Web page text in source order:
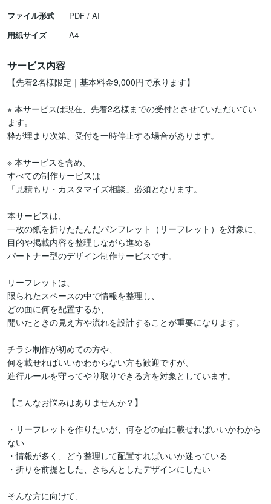
ファイル形式
PDF / AI
用紙サイズ
A4
サービス内容
【先着2名様限定｜基本料金9,000円で承ります】
※ 本サービスは現在、先着2名様までの受付とさせていただいてい
ます。
枠が埋まり次第、受付を一時停止する場合があります。
※ 本サービスを含め、
すべての制作サービスは
「見積もり・カスタマイズ相談」必須となります。
本サービスは、
一枚の紙を折りたたんだパンフレット（リーフレット）を対象に、
目的や掲載内容を整理しながら進める
パートナー型のデザイン制作サービスです。
リーフレットは、
限られたスペースの中で情報を整理し、
どの面に何を配置するか、
開いたときの見え方や流れを設計することが重要になります。
チラシ制作が初めての方や、
何を載せればいいかわからない方も歓迎ですが、
進行ルールを守ってやり取りできる方を対象としています。
【こんなお悩みはありませんか？】
・リーフレットを作りたいが、何をどの面に載せればいいかわから
ない
・情報が多く、どう整理して配置すればいいか迷っている
・折りを前提とした、きちんとしたデザインにしたい
そんな方に向けて、